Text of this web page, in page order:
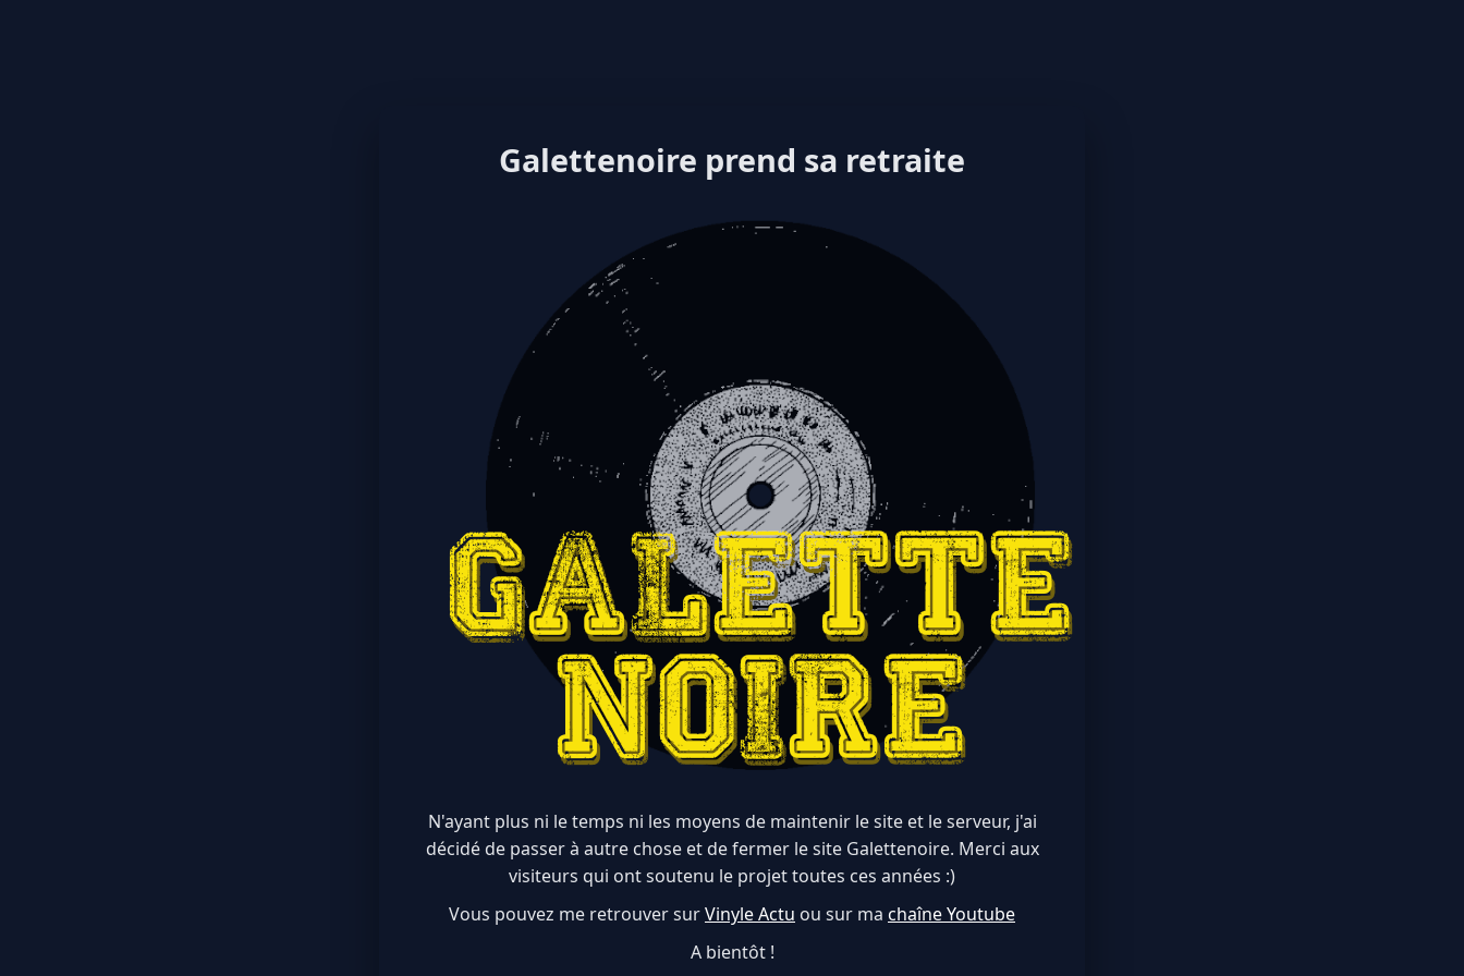
Galettenoire prend sa retraite
N'ayant plus ni le temps ni les moyens de maintenir le site et le serveur, j'ai
décidé de passer à autre chose et de fermer le site Galettenoire. Merci aux
visiteurs qui ont soutenu le projet toutes ces années :)
Vous pouvez me retrouver surVinyle Actu ou sur ma chaîne Youtube
A bientôt !